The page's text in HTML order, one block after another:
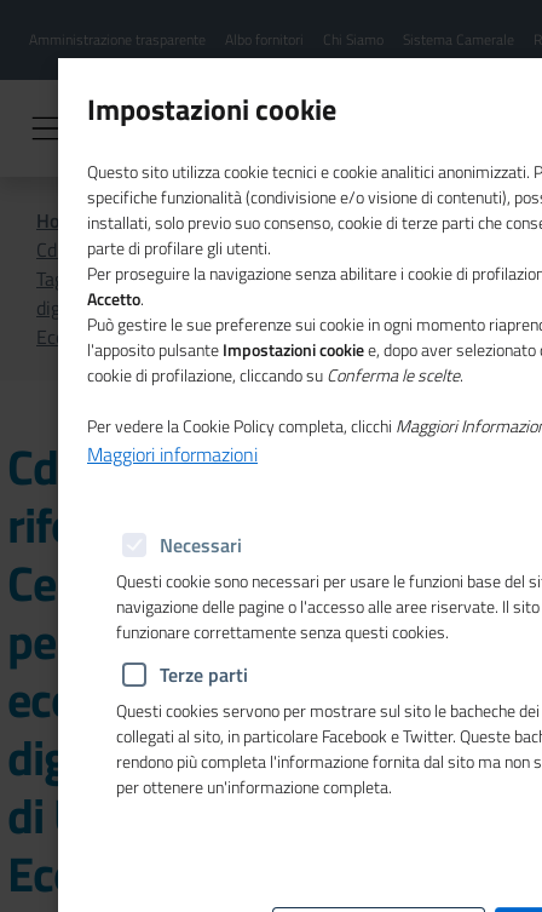
contenuto
Menu
hamburgher
Amministrazione trasparente Albo fornitori Chi Siamo Sistema Camerale
Home
Focus On
CdC a 10 anni dalla riforma, strumenti del Centro Studi
Tagliacarne per l’informazione economica e transizione
digitale nel nuovo numero di Unioncamere
Economia&Imprese
CdC a 10 anni dalla
riforma, strumenti del
Centro Studi Tagliacarne
per l’informazione
economica e transizione
digitale nel nuovo numero
di Unioncamere
Economia&Imprese
Impostazioni cookie
Questo sito utilizza cookie tecnici e cookie analitici anonimizzati.
specifiche funzionalità (condivisione e/o visione di contenuti),
installati, solo previo suo consenso, cookie di terze parti che
parte di profilare gli utenti.
Per proseguire la navigazione senza abilitare i cookie di
Accetto.
Può gestire le sue preferenze sui cookie in ogni momento
l'apposito pulsanteImpostazioni cookiee, dopo aver
cookie di profilazione, cliccando suConferma le scelte.
Per vedere la Cookie Policy completa, clicchi Maggiori
Maggiori informazioni
Necessari
Questi cookie sono necessari per usare le funzioni base del
navigazione delle pagine o l'accesso alle aree riservate. Il
funzionare correttamente senza questi cookies.
Terze parti
Questi cookies servono per mostrare sul sito le bacheche
collegati al sito, in particolare Facebook e Twitter. Queste
rendono più completa l'informazione fornita dal sito ma non
per ottenere un'informazione completa.